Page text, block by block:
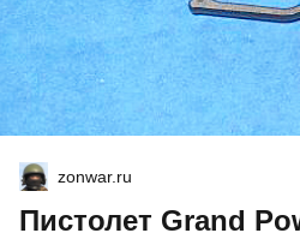
zonwar.ru
Пистолет Grand